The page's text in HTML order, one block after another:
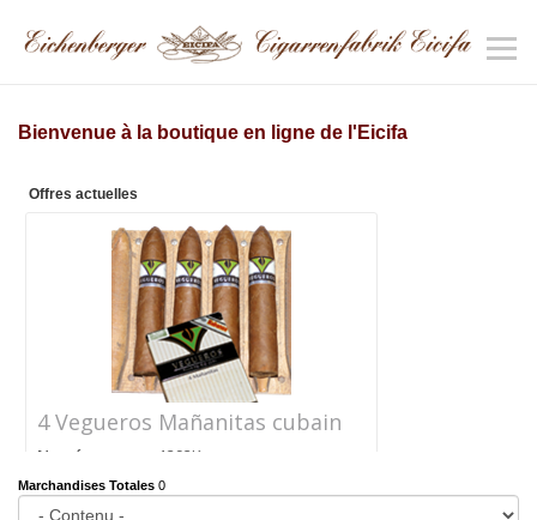
Bienvenue à la boutique en ligne de l'Eicifa
Offres actuelles
4 Vegueros Mañanitas cubain
Numéro
d'article
1292K
Prix
Marchandises Totales 0